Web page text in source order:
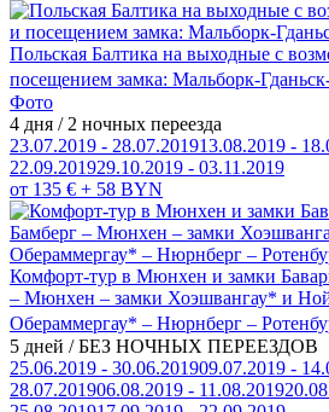
Польская Балтика на выходные с
посещением замка: Мальборк-
Фото
4 дня / 2 ночных переезда
23.07.2019 - 28.07.201913.08.2019 -
22.09.201929.10.2019 - 03.11.2019
от 135 € + 58 BYN
Комфорт-тур в Мюнхен и замки
– Мюнхен – замки Хоэшвангау* и
Обераммергау* – Нюрнберг –
5 дней / БЕЗ НОЧНЫХ ПЕРЕЕЗДОВ
25.06.2019 - 30.06.201909.07.2019 -
28.07.201906.08.2019 - 11.08.2019